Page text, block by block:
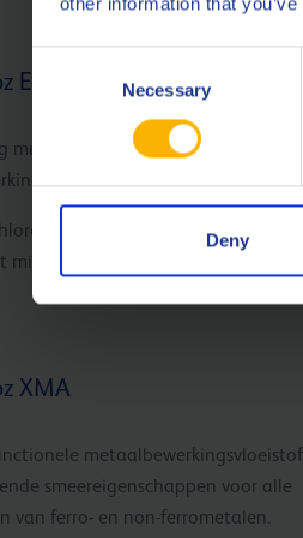
Necessary
Deny
*
multifunctioneel EP-product voor
van ferro- en non-
EP-additieven die niet
milieu of het waterleven
XMA
metaalbewerkingsvloeistof
smeereigenschappen voor alle
van ferro- en non-ferrometalen.